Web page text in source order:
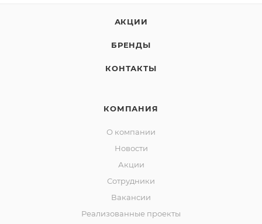
АКЦИИ
БРЕНДЫ
КОНТАКТЫ
КОМПАНИЯ
О компании
Новости
Акции
Сотрудники
Вакансии
Реализованные проекты